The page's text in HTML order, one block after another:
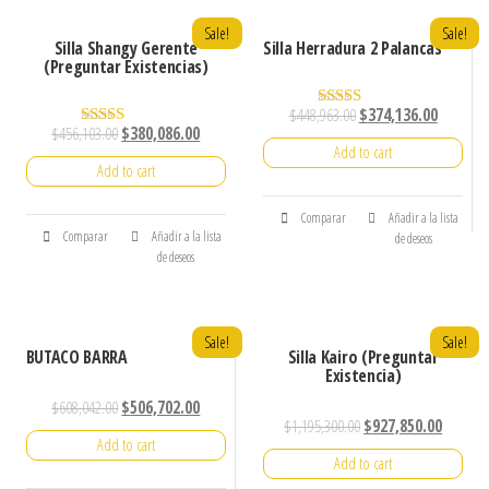
Silla Shangy Gerente
(Preguntar Existencias)
Sale!
Rated
4.25
out of 5
$456,103.00$380,086.00
Add to cart
Comparar
Añadir a la lista
de deseos
Silla Herradura 2 Palancas
Sale!
Rated
5.00
out of 5
$448,963.00 $374,136.00
Add to cart
Comparar
Añadir a la lista
de deseos
BUTACO BARRA
Sale!
$608,042.00$506,702.00
Add to cart
Silla Kairo (Preguntar
Existencia)
Sale!
$1,195,300.00$927,850.00
Add to cart